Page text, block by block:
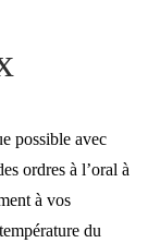
possible avec
ordres à l’oral à
à vos
du